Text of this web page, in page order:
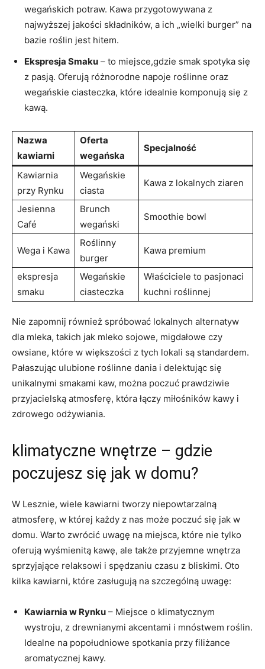
wegańskich potraw. Kawa przygotowywana z
najwyższej jakości składników, a ich „wielki burger” na
bazie roślin jest hitem.
Ekspresja Smaku – to miejsce,gdzie smak spotyka się
z pasją. Oferują różnorodne napoje roślinne oraz
wegańskie ciasteczka, które idealnie komponują się z
kawą.
Nazwa
kawiarni
Oferta
wegańska
Specjalność
Kawiarnia
przy Rynku
Wegańskie
ciasta
Kawa z lokalnych ziaren
Jesienna
Café
Brunch
wegański
Smoothie bowl
Wega i Kawa
Roślinny
burger
Kawa premium
ekspresja
smaku
Wegańskie
ciasteczka
Właściciele to pasjonaci
kuchni roślinnej
Nie zapomnij również spróbować lokalnych alternatyw
dla mleka, takich jak mleko sojowe, migdałowe czy
owsiane, które w większości z tych lokali są standardem.
Pałaszując ulubione roślinne dania i delektując się
unikalnymi smakami kaw, można poczuć prawdziwie
przyjacielską atmosferę, która łączy miłośników kawy i
zdrowego odżywiania.
klimatyczne wnętrze – gdzie
poczujesz się jak w domu?
W Lesznie, wiele kawiarni tworzy niepowtarzalną
atmosferę, w której każdy z nas może poczuć się jak w
domu. Warto zwrócić uwagę na miejsca, które nie tylko
oferują wyśmienitą kawę, ale także przyjemne wnętrza
sprzyjające relaksowi i spędzaniu czasu z bliskimi. Oto
kilka kawiarni, które zasługują na szczególną uwagę:
Kawiarnia w Rynku – Miejsce o klimatycznym
wystroju, z drewnianymi akcentami i mnóstwem roślin.
Idealne na popołudniowe spotkania przy filiżance
aromatycznej kawy.